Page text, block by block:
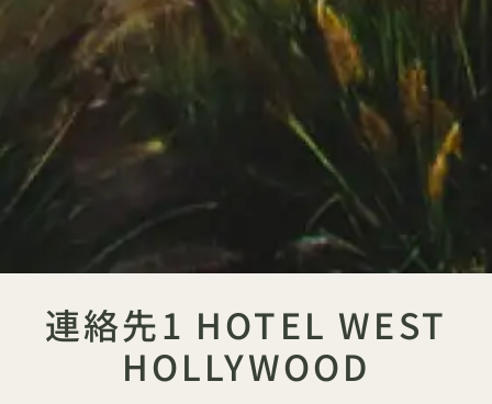
連絡先1 HOTEL WEST
HOLLYWOOD